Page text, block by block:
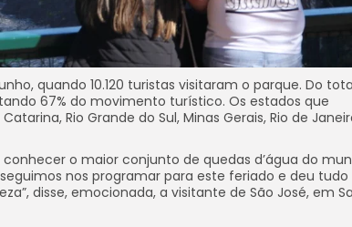
quando 10.120 turistas visitaram o parque. Do
67% do movimento turístico. Os estados que
Rio Grande do Sul, Minas Gerais, Rio de
o maior conjunto de quedas d’água do
nos programar para este feriado e deu tudo
disse, emocionada, a visitante de São José, em